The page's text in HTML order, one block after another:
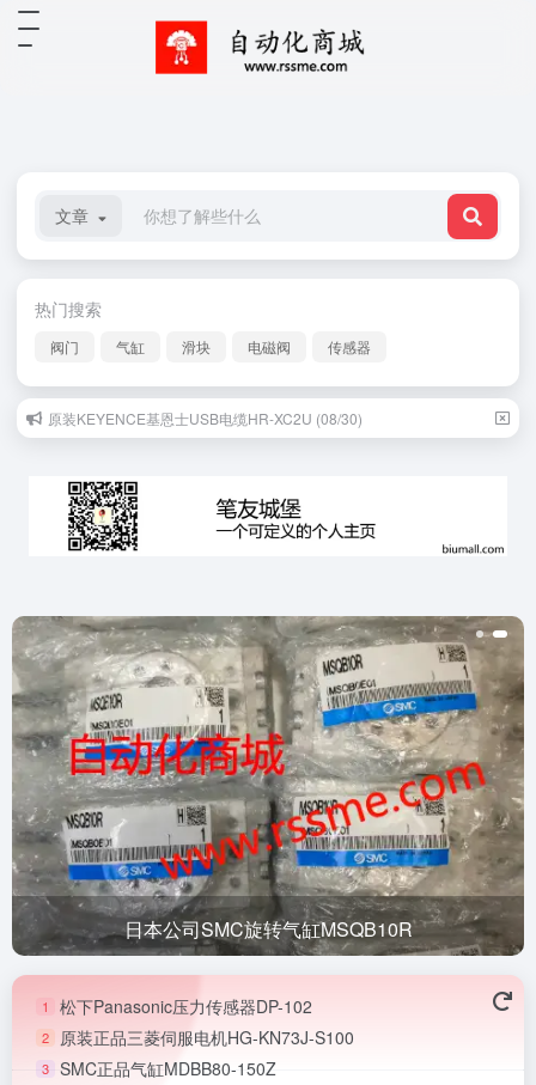
文章
热门搜索
阀门 气缸 滑块 电磁阀 传感器
原装KEYENCE基恩士USB电缆HR-XC2U (08/30)
日本公司SMC旋转气缸MSQB10R
1 松下Panasonic压力传感器DP-102
2 原装正品三菱伺服电机HG-KN73J-S100
3 SMC正品气缸MDBB80-150Z